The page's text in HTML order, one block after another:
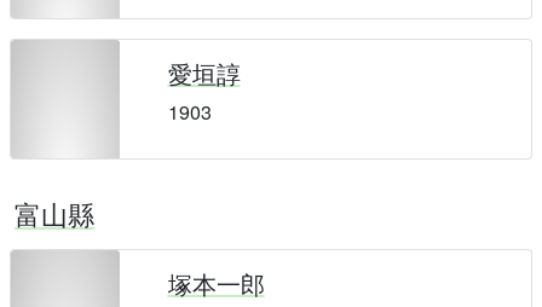
愛垣諄
1903
富山縣
塚本一郎